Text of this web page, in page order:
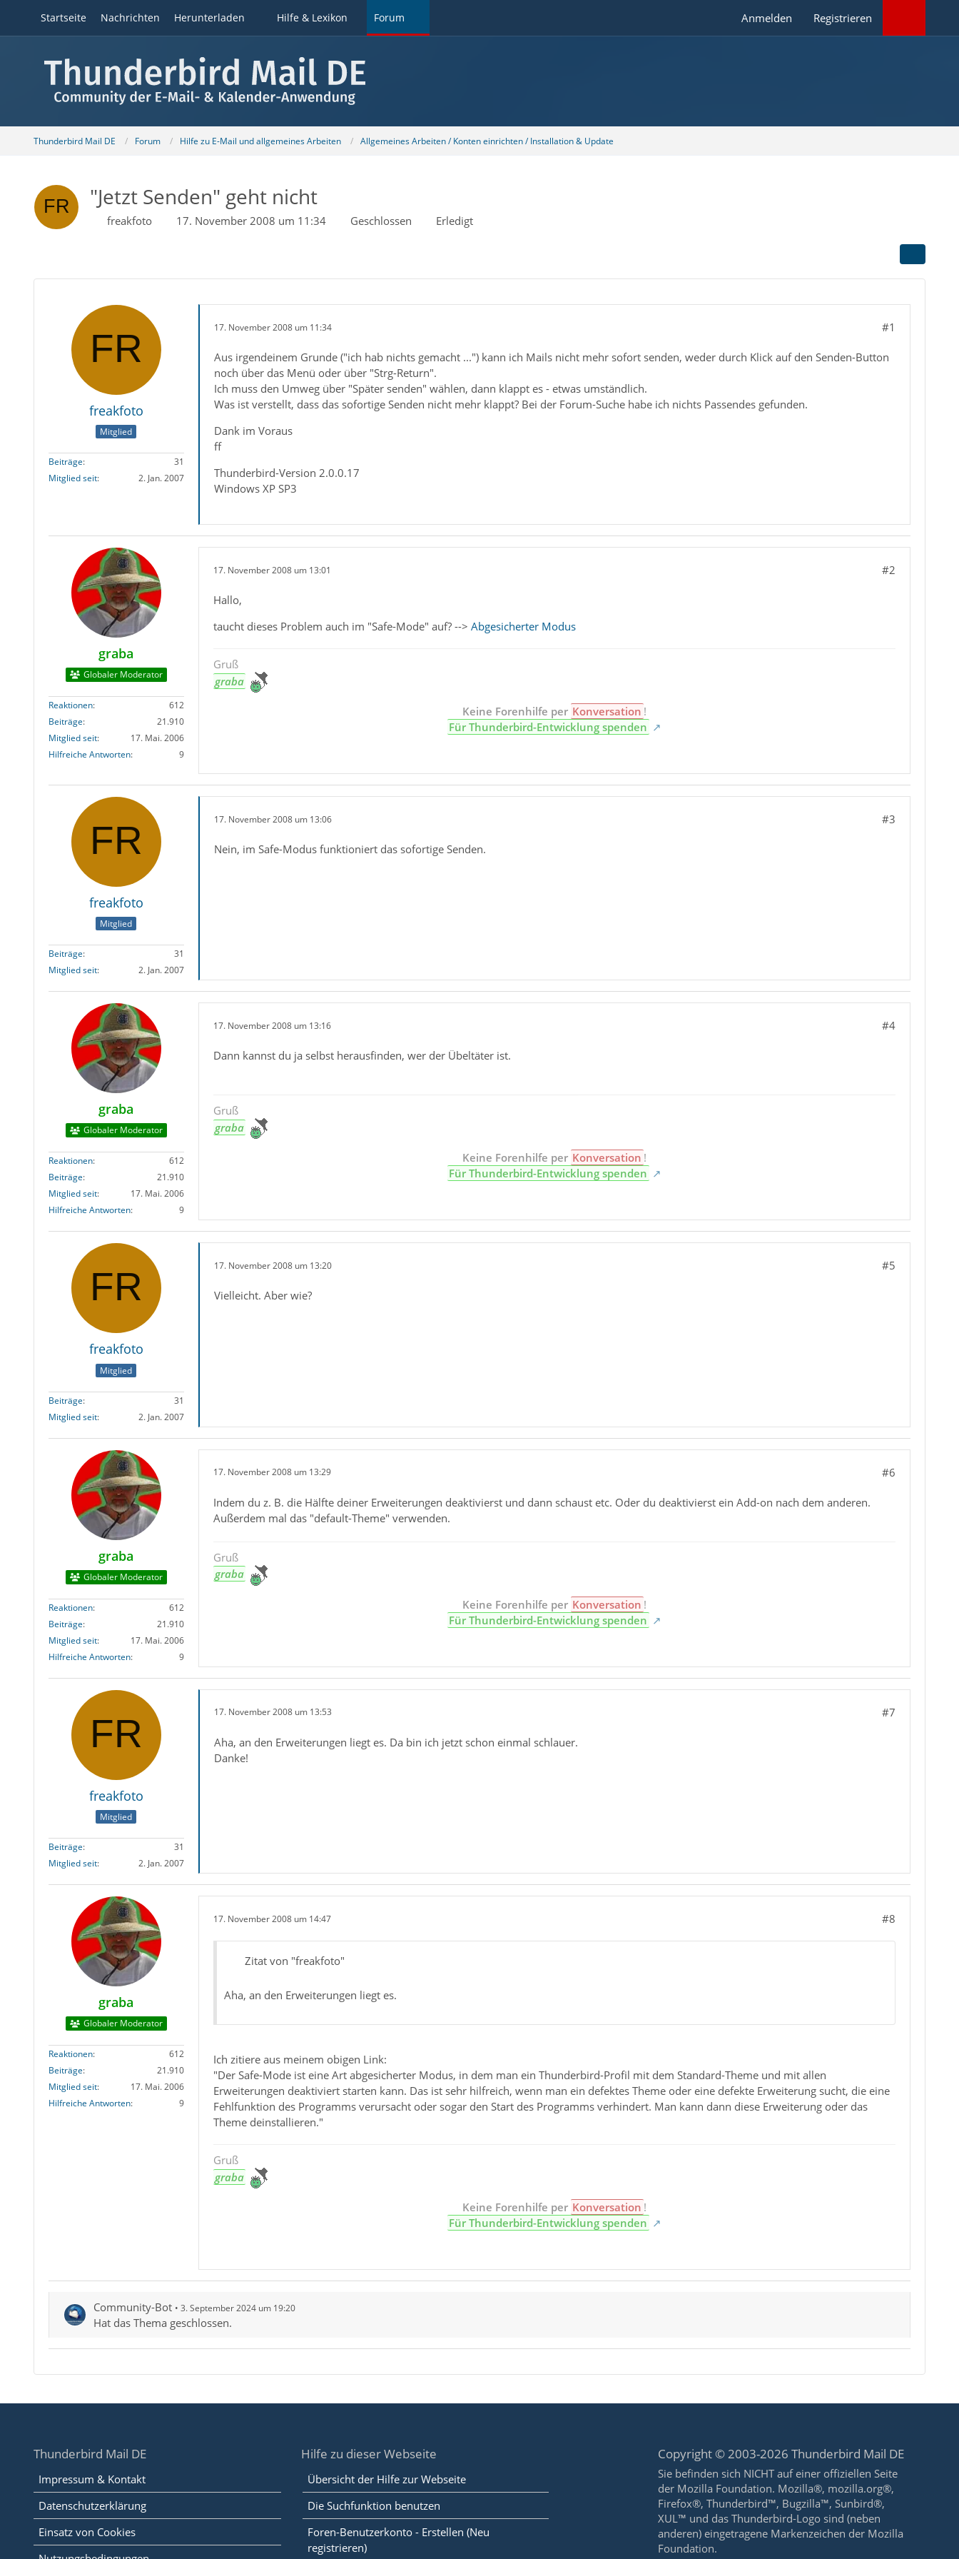
Startseite Nachrichten Herunterladen Hilfe & Lexikon Forum Anmelden Registrieren
Thunderbird Mail DE Forum Hilfe zu E-Mail und allgemeines Arbeiten Allgemeines Arbeiten / Konten einrichten / Installation & Update
"Jetzt Senden" geht nicht
freakfoto 17. November 2008 um 11:34 Geschlossen Erledigt
freakfoto
Mitglied
Beiträge
31
Mitglied seit
2. Jan. 2007
17. November 2008 um 11:34 #1
Aus irgendeinem Grunde ("ich hab nichts gemacht ...") kann ich Mails nicht mehr sofort senden, weder durch Klick auf den Senden-Button
noch über das Menü oder über "Strg-Return".
Ich muss den Umweg über "Später senden" wählen, dann klappt es - etwas umständlich.
Was ist verstellt, dass das sofortige Senden nicht mehr klappt? Bei der Forum-Suche habe ich nichts Passendes gefunden.
Dank im Voraus
ff
Thunderbird-Version 2.0.0.17
Windows XP SP3
graba
Globaler Moderator
Reaktionen
612
Beiträge
21.910
Mitglied seit
17. Mai. 2006
Hilfreiche Antworten
9
17. November 2008 um 13:01 #2
Hallo,
taucht dieses Problem auch im "Safe-Mode" auf? --> Abgesicherter Modus
Gruß
graba
Keine Forenhilfe per Konversation !
Für Thunderbird-Entwicklung spenden
freakfoto
Mitglied
Beiträge
31
Mitglied seit
2. Jan. 2007
17. November 2008 um 13:06 #3
Nein, im Safe-Modus funktioniert das sofortige Senden.
graba
Globaler Moderator
Reaktionen
612
Beiträge
21.910
Mitglied seit
17. Mai. 2006
Hilfreiche Antworten
9
17. November 2008 um 13:16 #4
Dann kannst du ja selbst herausfinden, wer der Übeltäter ist.
Gruß
graba
Keine Forenhilfe per Konversation !
Für Thunderbird-Entwicklung spenden
freakfoto
Mitglied
Beiträge
31
Mitglied seit
2. Jan. 2007
17. November 2008 um 13:20 #5
Vielleicht. Aber wie?
graba
Globaler Moderator
Reaktionen
612
Beiträge
21.910
Mitglied seit
17. Mai. 2006
Hilfreiche Antworten
9
17. November 2008 um 13:29 #6
Indem du z. B. die Hälfte deiner Erweiterungen deaktivierst und dann schaust etc. Oder du deaktivierst ein Add-on nach dem anderen.
Außerdem mal das "default-Theme" verwenden.
Gruß
graba
Keine Forenhilfe per Konversation !
Für Thunderbird-Entwicklung spenden
freakfoto
Mitglied
Beiträge
31
Mitglied seit
2. Jan. 2007
17. November 2008 um 13:53 #7
Aha, an den Erweiterungen liegt es. Da bin ich jetzt schon einmal schlauer.
Danke!
graba
Globaler Moderator
Reaktionen
612
Beiträge
21.910
Mitglied seit
17. Mai. 2006
Hilfreiche Antworten
9
17. November 2008 um 14:47 #8
Zitat von "freakfoto"
Aha, an den Erweiterungen liegt es.
Ich zitiere aus meinem obigen Link:
"Der Safe-Mode ist eine Art abgesicherter Modus, in dem man ein Thunderbird-Profil mit dem Standard-Theme und mit allen
Erweiterungen deaktiviert starten kann. Das ist sehr hilfreich, wenn man ein defektes Theme oder eine defekte Erweiterung sucht, die eine
Fehlfunktion des Programms verursacht oder sogar den Start des Programms verhindert. Man kann dann diese Erweiterung oder das
Theme deinstallieren."
Gruß
graba
Keine Forenhilfe per Konversation !
Für Thunderbird-Entwicklung spenden
Community-Bot 3. September 2024 um 19:20
Hat das Thema geschlossen.
Thunderbird Mail DE
Impressum & Kontakt
Datenschutzerklärung
Einsatz von Cookies
Hilfe zu dieser Webseite
Übersicht der Hilfe zur Webseite
Die Suchfunktion benutzen
Foren-Benutzerkonto - Erstellen (Neu
registrieren)
Copyright © 2003-2026 Thunderbird Mail DE
Sie befinden sich NICHT auf einer offiziellen Seite
der Mozilla Foundation. Mozilla®, mozilla.org®,
Firefox®, Thunderbird™, Bugzilla™, Sunbird®,
XUL™ und das Thunderbird-Logo sind (neben
anderen) eingetragene Markenzeichen der Mozilla
Foundation.